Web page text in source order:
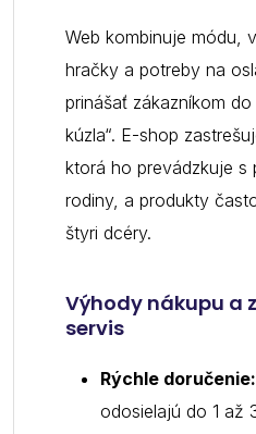
Web kombinuje módu,
hračky a potreby na
prinášať zákazníkom
kúzla“. E-shop
ktorá ho prevádzkuje s
rodiny, a produkty
štyri dcéry.
Výhody nákupu a
servis
Rýchle doručenie:
odosielajú do 1 až